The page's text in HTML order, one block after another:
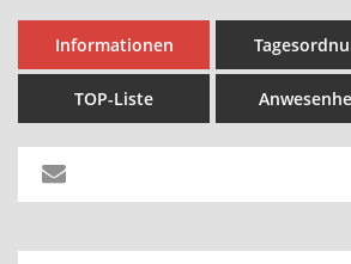
Informationen
TOP-Liste